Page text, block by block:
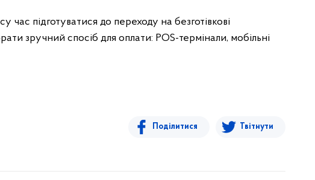
час підготуватися до переходу на безготівкові
зручний спосіб для оплати: POS-термінали, мобільні
Поділитися Твітнути